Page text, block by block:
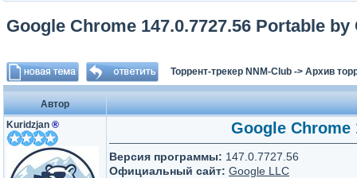
Google Chrome 147.0.7727.56 Portable
Торрент-трекер NNM-Club -> Архив
Автор
Kuridzjan ® Google Chrome
Версия программы: 147.0.7727.56
Официальный сайт: Google LLC